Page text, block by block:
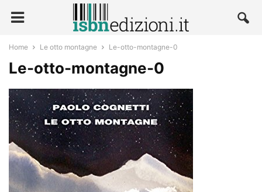
Home Le otto montagne Le-otto-montagne-0
Le-otto-montagne-0